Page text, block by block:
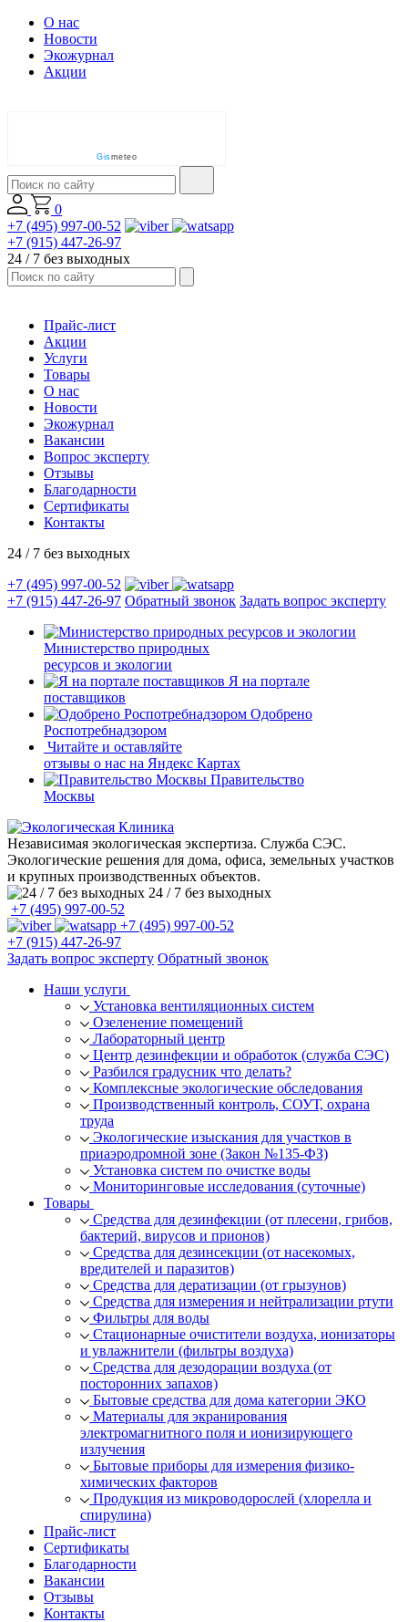
О нас
Новости
Экожурнал
Акции
Gismeteo
0
+7 (495) 997-00-52
+7 (915) 447-26-97
24 / 7 без выходных
Прайс-лист
Акции
Услуги
Товары
О нас
Новости
Экожурнал
Вакансии
Вопрос эксперту
Отзывы
Благодарности
Сертификаты
Контакты
24 / 7 без выходных
+7 (495) 997-00-52
+7 (915) 447-26-97 Обратный звонок Задать вопрос эксперту
Министерство природных
ресурсов и экологии
Я на портале
поставщиков
Одобрено
Роспотребнадзором
Читайте и оставляйте
отзывы о нас на Яндекс Картах
Правительство
Москвы
Независимая экологическая экспертиза. Служба СЭС.
Экологические решения для дома, офиса, земельных участков
и крупных производственных объектов.
24 / 7 без выходных
+7 (495) 997-00-52
+7 (495) 997-00-52
+7 (915) 447-26-97
Задать вопрос эксперту Обратный звонок
Наши услуги
Установка вентиляционных систем
Озеленение помещений
Лабораторный центр
Центр дезинфекции и обработок (служба СЭС)
Разбился градусник что делать?
Комплексные экологические обследования
Производственный контроль, СОУТ, охрана
труда
Экологические изыскания для участков в
приаэродромной зоне (Закон №135-ФЗ)
Установка систем по очистке воды
Мониторинговые исследования (суточные)
Товары
Средства для дезинфекции (от плесени, грибов,
бактерий, вирусов и прионов)
Средства для дезинсекции (от насекомых,
вредителей и паразитов)
Средства для дератизации (от грызунов)
Средства для измерения и нейтрализации ртути
Фильтры для воды
Стационарные очистители воздуха, ионизаторы
и увлажнители (фильтры воздуха)
Средства для дезодорации воздуха (от
посторонних запахов)
Бытовые средства для дома категории ЭКО
Материалы для экранирования
электромагнитного поля и ионизирующего
излучения
Бытовые приборы для измерения физико-
химических факторов
Продукция из микроводорослей (хлорелла и
спирулина)
Прайс-лист
Сертификаты
Благодарности
Вакансии
Отзывы
Контакты